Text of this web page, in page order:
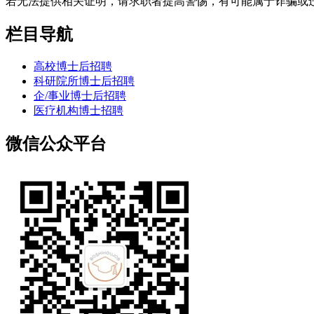
栏目导航
高校博士后招聘
科研院所博士后招聘
企/事业博士后招聘
医疗机构博士招聘
微信公众平台